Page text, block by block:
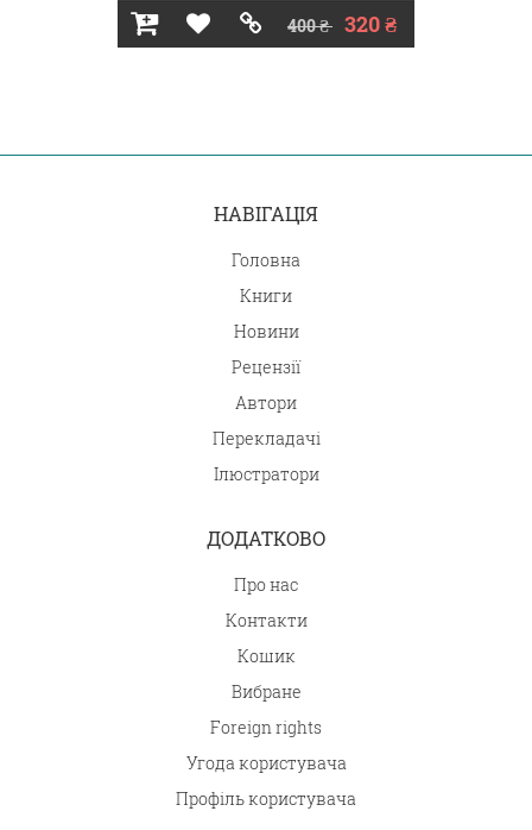
400 ₴ 320 ₴
НАВІГАЦІЯ
Головна
Книги
Новини
Рецензії
Автори
Перекладачі
Ілюстратори
ДОДАТКОВО
Про нас
Контакти
Кошик
Вибране
Foreign rights
Угода користувача
Профіль користувача